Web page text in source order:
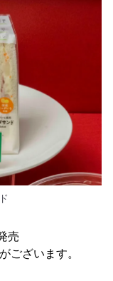
売
ございます。